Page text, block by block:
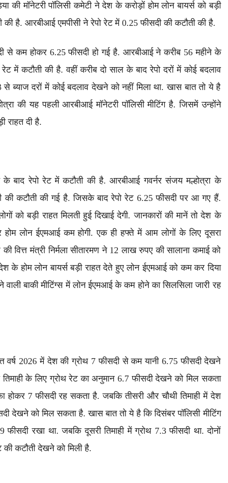
मॉनेटरी पॉलिसी कमेटी ने देश के करोड़ों होम लोन बायर्स को बड़ी
की है. आरबीआई एमपीसी ने रेपो रेट में 0.25 फीसदी की कटौती की है.
से कम होकर 6.25 फीसदी हो गई है. आरबीआई ने करीब 56 महीने के
रेट में कटौती की है. वहीं करीब दो साल के बाद रेपो दरों में कोई बदलाव
ब्याज दरों में कोई बदलाव देखने को नहीं मिला था. खास बात तो ये है
की यह पहली आरबीआई मॉनेटरी पॉलिसी मीटिंग है. जिसमें उन्होंने
राहत दी है.
बाद रेपो रेट में कटौती की है. आरबीआई गवर्नर संजय मल्होत्रा के
की कटौती की गई है. जिसके बाद रेपो रेट 6.25 फीसदी पर आ गए हैं.
को बड़ी राहत मिलती हुई दिखाई देगी. जानकारों की मानें तो देश के
लोन ईएमआई कम होगी. एक ही हफ्ते में आम लोगों के लिए दूसरा
वित्त मंत्री निर्मला सीतारमण ने 12 लाख रुपए की सालाना कमाई को
के होम लोन बायर्स बड़ी राहत देते हुए लोन ईएमआई को कम कर दिया
वाली बाकी मीटिंग्स में लोन ईएमआई के कम होने का सिलसिला जारी रह
वर्ष 2026 में देश की ग्रोथ 7 फीसदी से कम यानी 6.75 फीसदी देखने
के लिए ग्रोथ रेट का अनुमान 6.7 फीसदी देखने को मिल सकता
होकर 7 फीसदी रह सकता है. जबकि तीसरी और चौथी तिमाही में देश
देखने को मिल सकता है. खास बात तो ये है कि दिसंबर पॉलिसी मीटिंग
फीसदी रखा था. जबकि दूसरी तिमाही में ग्रोथ 7.3 फीसदी था. ​दोनों
की कटौती देखने को मिली है.